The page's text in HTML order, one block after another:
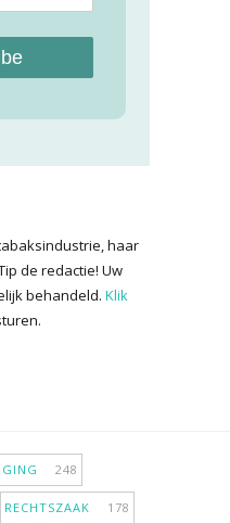
haar
de redactie! Uw
behandeld. Klik
248
RECHTSZAAK 178